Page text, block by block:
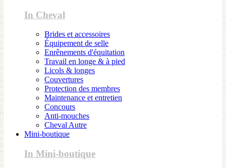
In Cheval
Brides et accessoires
Équipement de selle
Enrênements d'équitation
Travail en longe & à pied
Licols & longes
Couvertures
Protection des membres
Maintenance et entretien
Concours
Anti-mouches
Cheval Autre
Mini-boutique
In Mini-boutique